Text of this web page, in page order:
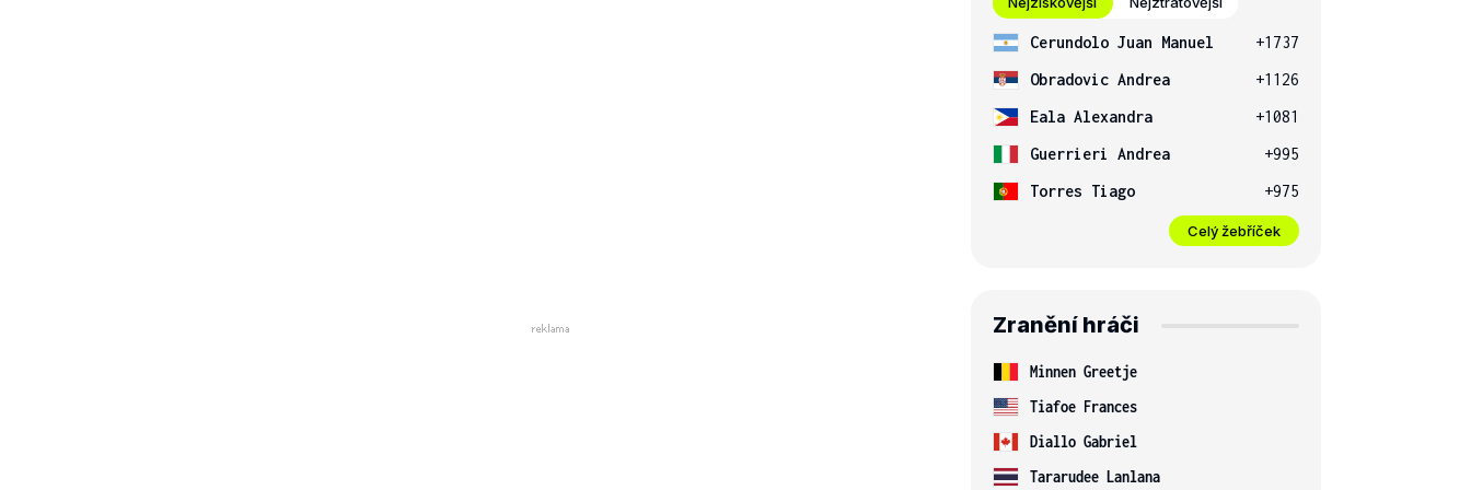
Cerundolo Juan Manuel
+1737
Obradovic Andrea
+1126
Eala Alexandra
+1081
Guerrieri Andrea
+995
Torres Tiago
+975
Celý žebříček
Zranění hráči
Minnen Greetje
Tiafoe Frances
Diallo Gabriel
Tararudee Lanlana